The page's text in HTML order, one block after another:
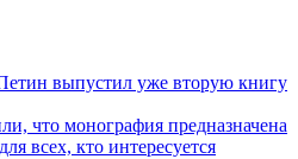
выпустил уже вторую книгу
что монография предназначена
всех, кто интересуется